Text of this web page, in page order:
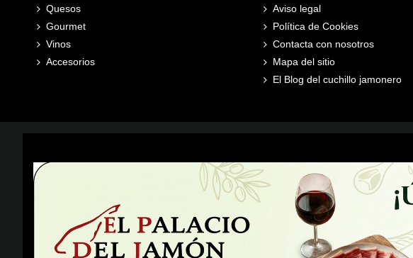
Quesos
Gourmet
Vinos
Accesorios
Aviso legal
Política de Cookies
Contacta con nosotros
Mapa del sitio
El Blog del cuchillo jamonero